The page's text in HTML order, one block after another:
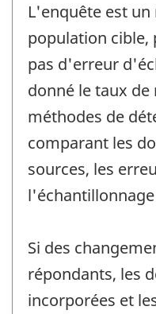
L'enquête est
population cible,
pas d'erreur
donné le taux de
méthodes de
comparant les
sources, les
Si des
répondants, les
incorporées et